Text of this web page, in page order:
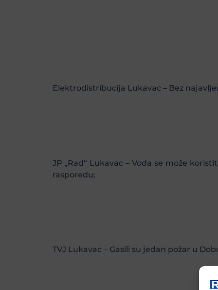
Elektrodistribucija Lukavac – Bez
JP „Rad“ Lukavac – Voda se može
rasporedu;
TVJ Lukavac – Gasili su jedan požar u